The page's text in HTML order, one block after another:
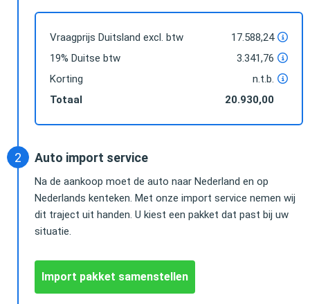
Vraagprijs Duitsland excl. btw
17.588,24
19% Duitse btw
3.341,76
Korting
n.t.b.
Totaal
20.930,00
Auto import service
Na de aankoop moet de auto naar Nederland en op
Nederlands kenteken. Met onze import service nemen wij
dit traject uit handen. U kiest een pakket dat past bij uw
situatie.
Import pakket samenstellen